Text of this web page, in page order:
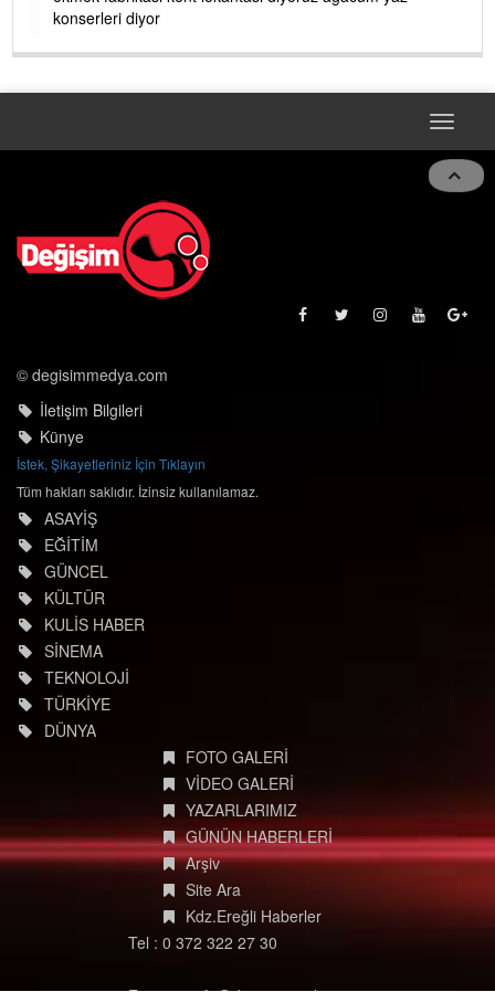
konserleri diyor
Toggle
© degisimmedya.com
İletişim Bilgileri
Künye
İstek, Şikayetleriniz İçin Tıklayın
Tüm hakları saklıdır. İzinsiz kullanılamaz.
ASAYİŞ
EĞİTİM
GÜNCEL
KÜLTÜR
KULİS HABER
SİNEMA
TEKNOLOJİ
TÜRKİYE
DÜNYA
FOTO GALERİ
VİDEO GALERİ
YAZARLARIMIZ
GÜNÜN HABERLERİ
Arşiv
Site Ara
Kdz.Ereğli Haberler
Tel : 0 372 322 27 30